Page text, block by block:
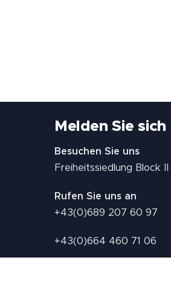
Melden Sie sich
Besuchen Sie uns
Freiheitssiedlung Block
Rufen Sie uns an
+43(0)689 207 60 97
+43(0)664 460 71 06